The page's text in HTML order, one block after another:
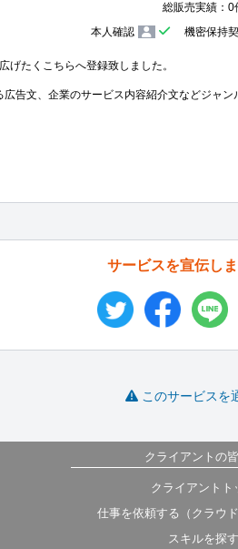
総販売実績：0
本人確認
機密保持
げたくこちらへ登録致しました。
告文、企業のサービス内容紹介文などジャン
サービスを宣伝しま
このサービスを
クライアントの
クライアントト
仕事を依頼する（クラウド
スキルを探す